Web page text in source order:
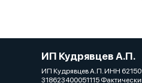
ИП Кудрявцев А.П.
ИП Кудрявцев А.П. ИНН
318623400051115